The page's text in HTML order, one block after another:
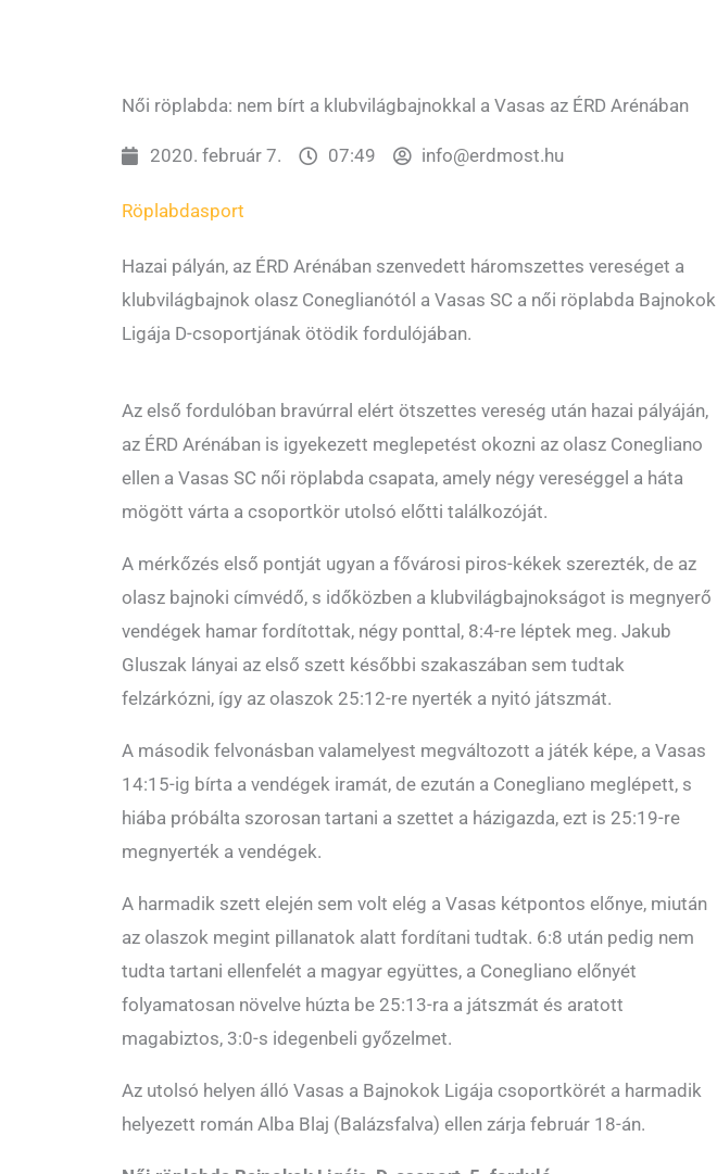
Női röplabda: nem bírt a klubvilágbajnokkal a Vasas az ÉRD Arénában
2020. február 7. 07:49 info@erdmost.hu
Röplabdasport
Hazai pályán, az ÉRD Arénában szenvedett háromszettes vereséget a
klubvilágbajnok olasz Coneglianótól a Vasas SC a női röplabda Bajnokok
Ligája D-csoportjának ötödik fordulójában.
Az első fordulóban bravúrral elért ötszettes vereség után hazai pályáján,
az ÉRD Arénában is igyekezett meglepetést okozni az olasz Conegliano
ellen a Vasas SC női röplabda csapata, amely négy vereséggel a háta
mögött várta a csoportkör utolsó előtti találkozóját.
A mérkőzés első pontját ugyan a fővárosi piros-kékek szerezték, de az
olasz bajnoki címvédő, s időközben a klubvilágbajnokságot is megnyerő
vendégek hamar fordítottak, négy ponttal, 8:4-re léptek meg. Jakub
Gluszak lányai az első szett későbbi szakaszában sem tudtak
felzárkózni, így az olaszok 25:12-re nyerték a nyitó játszmát.
A második felvonásban valamelyest megváltozott a játék képe, a Vasas
14:15-ig bírta a vendégek iramát, de ezután a Conegliano meglépett, s
hiába próbálta szorosan tartani a szettet a házigazda, ezt is 25:19-re
megnyerték a vendégek.
A harmadik szett elején sem volt elég a Vasas kétpontos előnye, miután
az olaszok megint pillanatok alatt fordítani tudtak. 6:8 után pedig nem
tudta tartani ellenfelét a magyar együttes, a Conegliano előnyét
folyamatosan növelve húzta be 25:13-ra a játszmát és aratott
magabiztos, 3:0-s idegenbeli győzelmet.
Az utolsó helyen álló Vasas a Bajnokok Ligája csoportkörét a harmadik
helyezett román Alba Blaj (Balázsfalva) ellen zárja február 18-án.